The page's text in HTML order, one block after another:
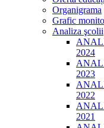
Organigrama
Grafic
Analiza şcolii
2024
2023
2022
2021